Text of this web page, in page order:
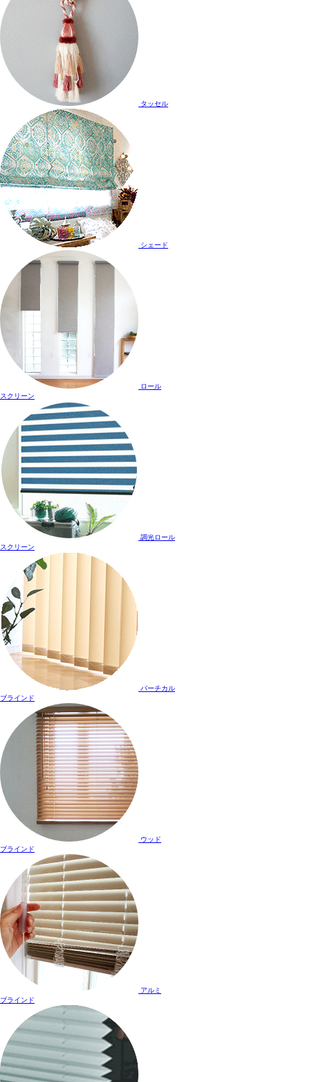
タッセル
シェード
ロール
スクリーン
調光ロール
スクリーン
バーチカル
ブラインド
ウッド
ブラインド
アルミ
ブラインド